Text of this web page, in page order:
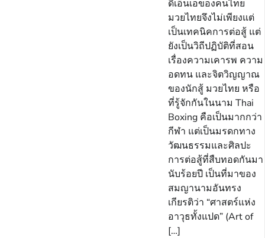
ดีเอ็นเอของคนไทย
มวยไทยจึงไม่เพียงแต่
เป็นเทคนิคการต่อสู้ แต่
ยังเป็นวิถีปฏิบัติที่สอน
เรื่องความเคารพ ความ
อดทน และจิตวิญญาณ
ของนักสู้ มวยไทย หรือ
ที่รู้จักกันในนาม Thai
Boxing คือเป็นมากกว่า
กีฬา แต่เป็นมรดกทาง
วัฒนธรรมและศิลปะ
การต่อสู้ที่สืบทอดกันมา
นับร้อยปี เป็นที่มาของ
สมญานามอันทรง
เกียรติว่า “ศาสตร์แห่ง
อาวุธทั้งแปด” (Art of
[…]